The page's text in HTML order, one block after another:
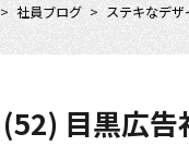
> 社員ブログ > ステキなデ
(52) 目黒広